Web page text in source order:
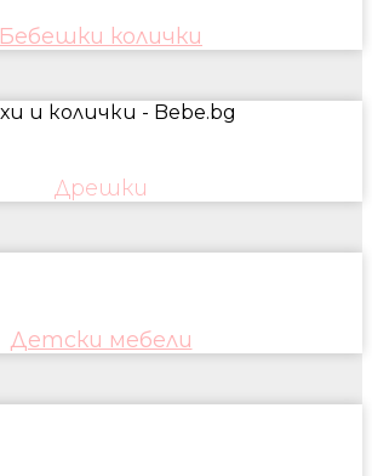
Бебешки колички
Дрешки
Детски мебели